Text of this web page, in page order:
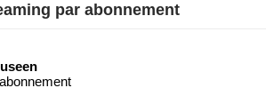
par abonnement